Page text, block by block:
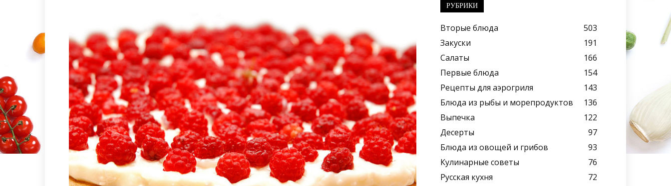
вкусные
блюда
РУБРИКИ
Вторые блюда
503
Закуски
191
Салаты
166
Первые блюда
154
Рецепты для аэрогриля
143
Блюда из рыбы и морепродуктов
136
Выпечка
122
Десерты
97
Блюда из овощей и грибов
93
Кулинарные советы
76
Русская кухня
72